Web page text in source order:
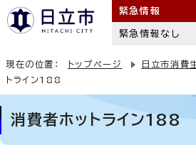
緊急情報
緊急情報なし
現在の位置： トップページ 日立市消費
トライン188
消費者ホットライン188